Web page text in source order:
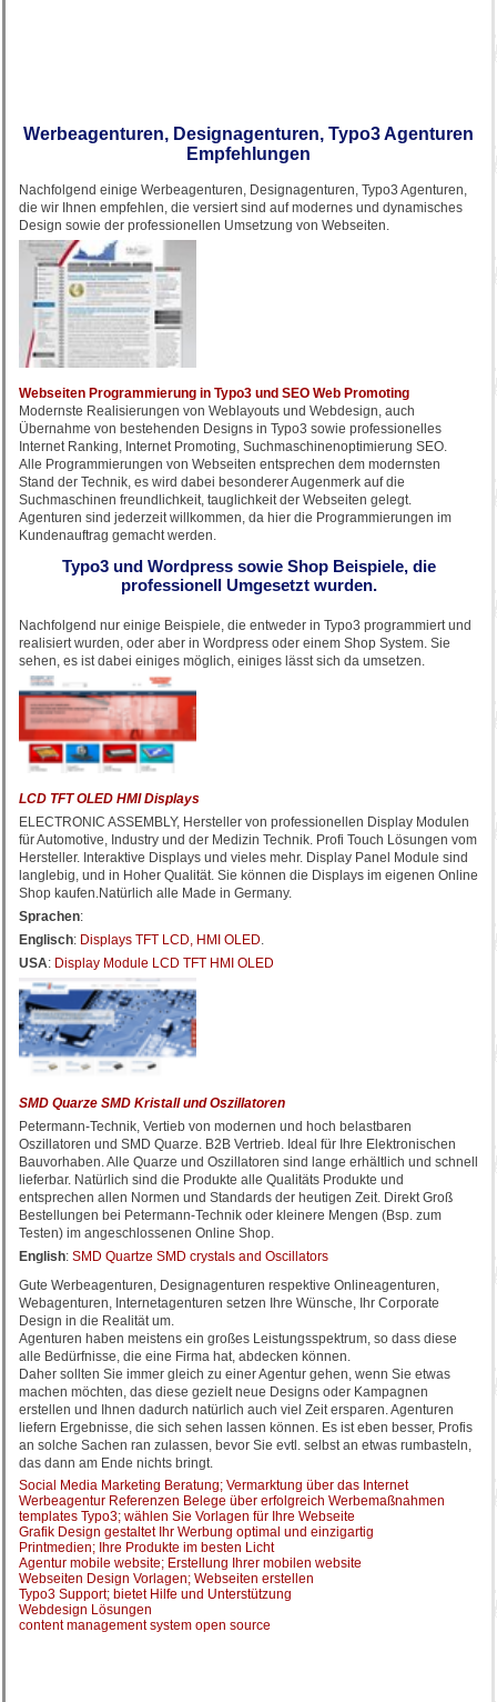
Werbeagenturen, Designagenturen, Typo3 Agenturen
Empfehlungen
Nachfolgend einige Werbeagenturen, Designagenturen, Typo3 Agenturen,
die wir Ihnen empfehlen, die versiert sind auf modernes und dynamisches
Design sowie der professionellen Umsetzung von Webseiten.
Webseiten Programmierung in Typo3 und SEO Web Promoting
Modernste Realisierungen von Weblayouts und Webdesign, auch
Übernahme von bestehenden Designs in Typo3 sowie professionelles
Internet Ranking, Internet Promoting, Suchmaschinenoptimierung SEO.
Alle Programmierungen von Webseiten entsprechen dem modernsten
Stand der Technik, es wird dabei besonderer Augenmerk auf die
Suchmaschinen freundlichkeit, tauglichkeit der Webseiten gelegt.
Agenturen sind jederzeit willkommen, da hier die Programmierungen im
Kundenauftrag gemacht werden.
Typo3 und Wordpress sowie Shop Beispiele, die
professionell Umgesetzt wurden.
Nachfolgend nur einige Beispiele, die entweder in Typo3 programmiert und
realisiert wurden, oder aber in Wordpress oder einem Shop System. Sie
sehen, es ist dabei einiges möglich, einiges lässt sich da umsetzen.
LCD TFT OLED HMI Displays
ELECTRONIC ASSEMBLY, Hersteller von professionellen Display Modulen
für Automotive, Industry und der Medizin Technik. Profi Touch Lösungen vom
Hersteller. Interaktive Displays und vieles mehr. Display Panel Module sind
langlebig, und in Hoher Qualität. Sie können die Displays im eigenen Online
Shop kaufen.Natürlich alle Made in Germany.
Sprachen:
Englisch: Displays TFT LCD, HMI OLED.
USA: Display Module LCD TFT HMI OLED
SMD Quarze SMD Kristall und Oszillatoren
Petermann-Technik, Vertieb von modernen und hoch belastbaren
Oszillatoren und SMD Quarze. B2B Vertrieb. Ideal für Ihre Elektronischen
Bauvorhaben. Alle Quarze und Oszillatoren sind lange erhältlich und schnell
lieferbar. Natürlich sind die Produkte alle Qualitäts Produkte und
entsprechen allen Normen und Standards der heutigen Zeit. Direkt Groß
Bestellungen bei Petermann-Technik oder kleinere Mengen (Bsp. zum
Testen) im angeschlossenen Online Shop.
English: SMD Quartze SMD crystals and Oscillators
Gute Werbeagenturen, Designagenturen respektive Onlineagenturen,
Webagenturen, Internetagenturen setzen Ihre Wünsche, Ihr Corporate
Design in die Realität um.
Agenturen haben meistens ein großes Leistungsspektrum, so dass diese
alle Bedürfnisse, die eine Firma hat, abdecken können.
Daher sollten Sie immer gleich zu einer Agentur gehen, wenn Sie etwas
machen möchten, das diese gezielt neue Designs oder Kampagnen
erstellen und Ihnen dadurch natürlich auch viel Zeit ersparen. Agenturen
liefern Ergebnisse, die sich sehen lassen können. Es ist eben besser, Profis
an solche Sachen ran zulassen, bevor Sie evtl. selbst an etwas rumbasteln,
das dann am Ende nichts bringt.
Social Media Marketing Beratung; Vermarktung über das Internet
Werbeagentur Referenzen Belege über erfolgreich Werbemaßnahmen
templates Typo3; wählen Sie Vorlagen für Ihre Webseite
Grafik Design gestaltet Ihr Werbung optimal und einzigartig
Printmedien; Ihre Produkte im besten Licht
Agentur mobile website; Erstellung Ihrer mobilen website
Webseiten Design Vorlagen; Webseiten erstellen
Typo3 Support; bietet Hilfe und Unterstützung
Webdesign Lösungen
content management system open source